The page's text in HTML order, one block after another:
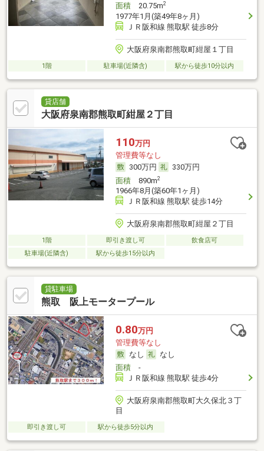
面積20.75m2
1977年1月(築49年8ヶ月)
ＪＲ阪和線 熊取駅 徒歩8分
大阪府泉南郡熊取町紺屋１丁目
1階 駐車場(近隣含) 駅から徒歩10分以内
貸店舗
大阪府泉南郡熊取町紺屋２丁目
110万円
管理費等なし
300万円
330万円
面積890m2
1966年8月(築60年1ヶ月)
ＪＲ阪和線 熊取駅 徒歩14分
大阪府泉南郡熊取町紺屋２丁目
1階 即引き渡し可
飲食店可
駐車場(近隣含)
駅から徒歩15分以内
貸駐車場
熊取 阪上モータープール
0.80万円
管理費等なし
なし
なし
面積-
ＪＲ阪和線 熊取駅 徒歩4分
大阪府泉南郡熊取町大久保北３丁
目
即引き渡し可 駅から徒歩5分以内